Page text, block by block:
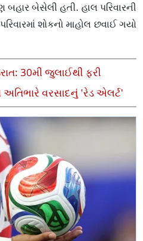
બેસેલી હતી. હાલ પરિવારની
શોકનો માહોલ છવાઈ ગયો
30મી જુલાઈથી ફરી
વરસાદનું 'રેડ એલર્ટ'